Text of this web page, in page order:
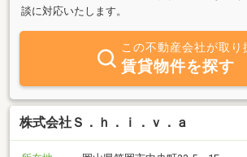
談に対応いたします。
この不動産会社が取り
賃貸物件を探す
株式会社Ｓ．ｈ．ｉ．ｖ．ａ